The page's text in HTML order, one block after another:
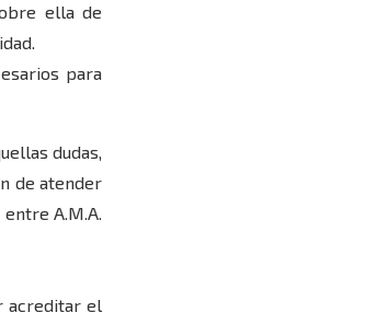
ella de
para
dudas,
de atender
A.M.A.
acreditar el